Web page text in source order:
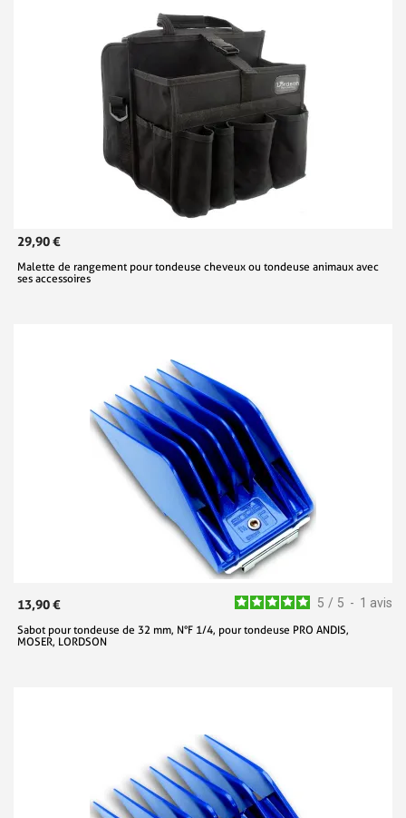
29,90 €
Malette de rangement pour tondeuse cheveux ou tondeuse animaux avec
ses accessoires
5 / 5 - 1 avis
13,90 €
Sabot pour tondeuse de 32 mm, N°F 1/4, pour tondeuse PRO ANDIS,
MOSER, LORDSON